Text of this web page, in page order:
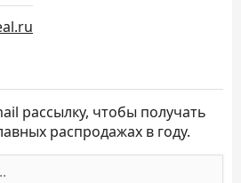
рассылку, чтобы получать
распродажах в году.